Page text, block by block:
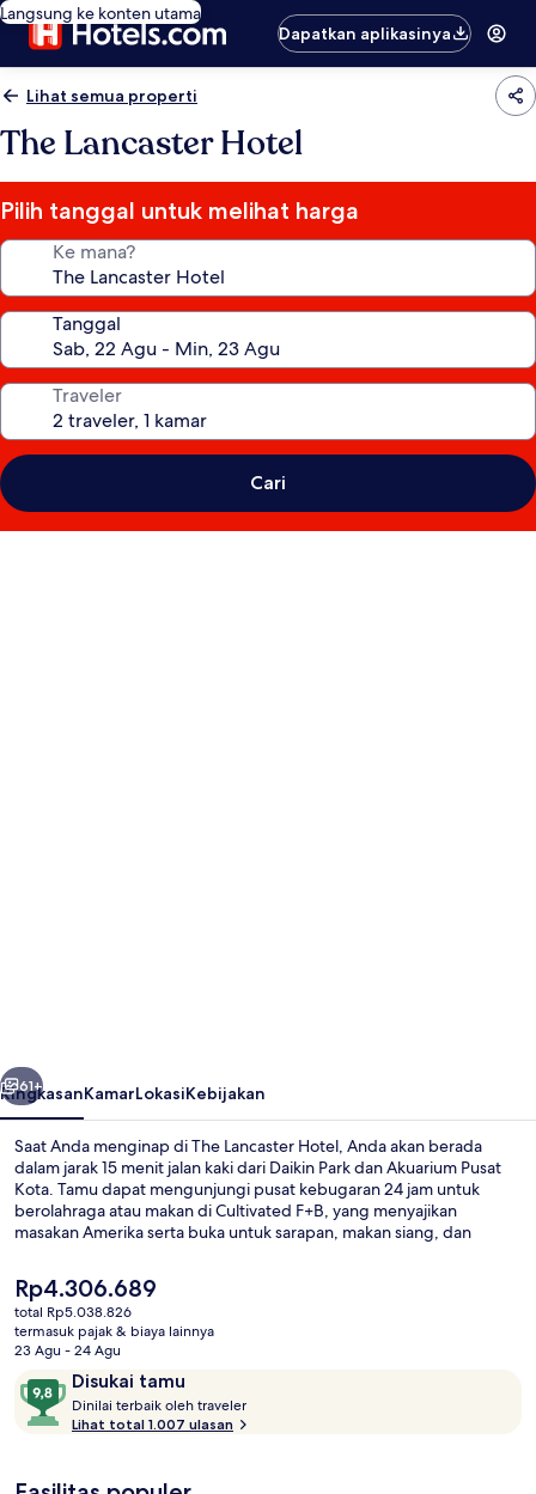
Langsung ke konten utama
Dapatkan aplikasinya
Lihat semua properti
The Lancaster Hotel
Pilih tanggal untuk melihat harga
Ke mana?
Tanggal
Traveler
Cari
Berikutnya
61+
RingkasanKamarLokasiKebijakan
Saat Anda menginap di The Lancaster Hotel, Anda akan berada
dalam jarak 15 menit jalan kaki dari Daikin Park dan Akuarium Pusat
Kota. Tamu dapat mengunjungi pusat kebugaran 24 jam untuk
berolahraga atau makan di Cultivated F+B, yang menyajikan
masakan Amerika serta buka untuk sarapan, makan siang, dan
Toyota Center yang hanya berjarak 5 menit berkendara dari hotel
mewah ini.Staf dan restoran mendapatkan nilai yang bagus dari
para traveler. Properti ini berada dekat dengan transportasi umum:
Stasiun Distrik Teater berjarak 5 menit dan Stasiun Preston berjarak
5 menit.
Harga
saat
ini
Rp4.306.689
Rp4.306.689
total Rp5.038.826
termasuk pajak & biaya lainnya
23 Agu - 24 Agu
Ulasan Disukai tamu
9,8
dari
10,
tamu
Dinilai terbaik oleh traveler
Lihat total 1.007 ulasan